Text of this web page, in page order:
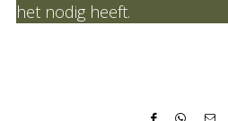
het nodig heeft.